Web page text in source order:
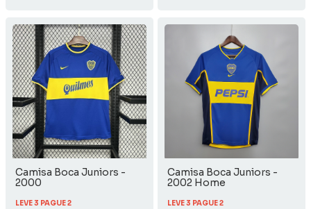
Camisa Boca Juniors -
2000
LEVE 3 PAGUE 2
Camisa Boca Juniors -
2002 Home
LEVE 3 PAGUE 2